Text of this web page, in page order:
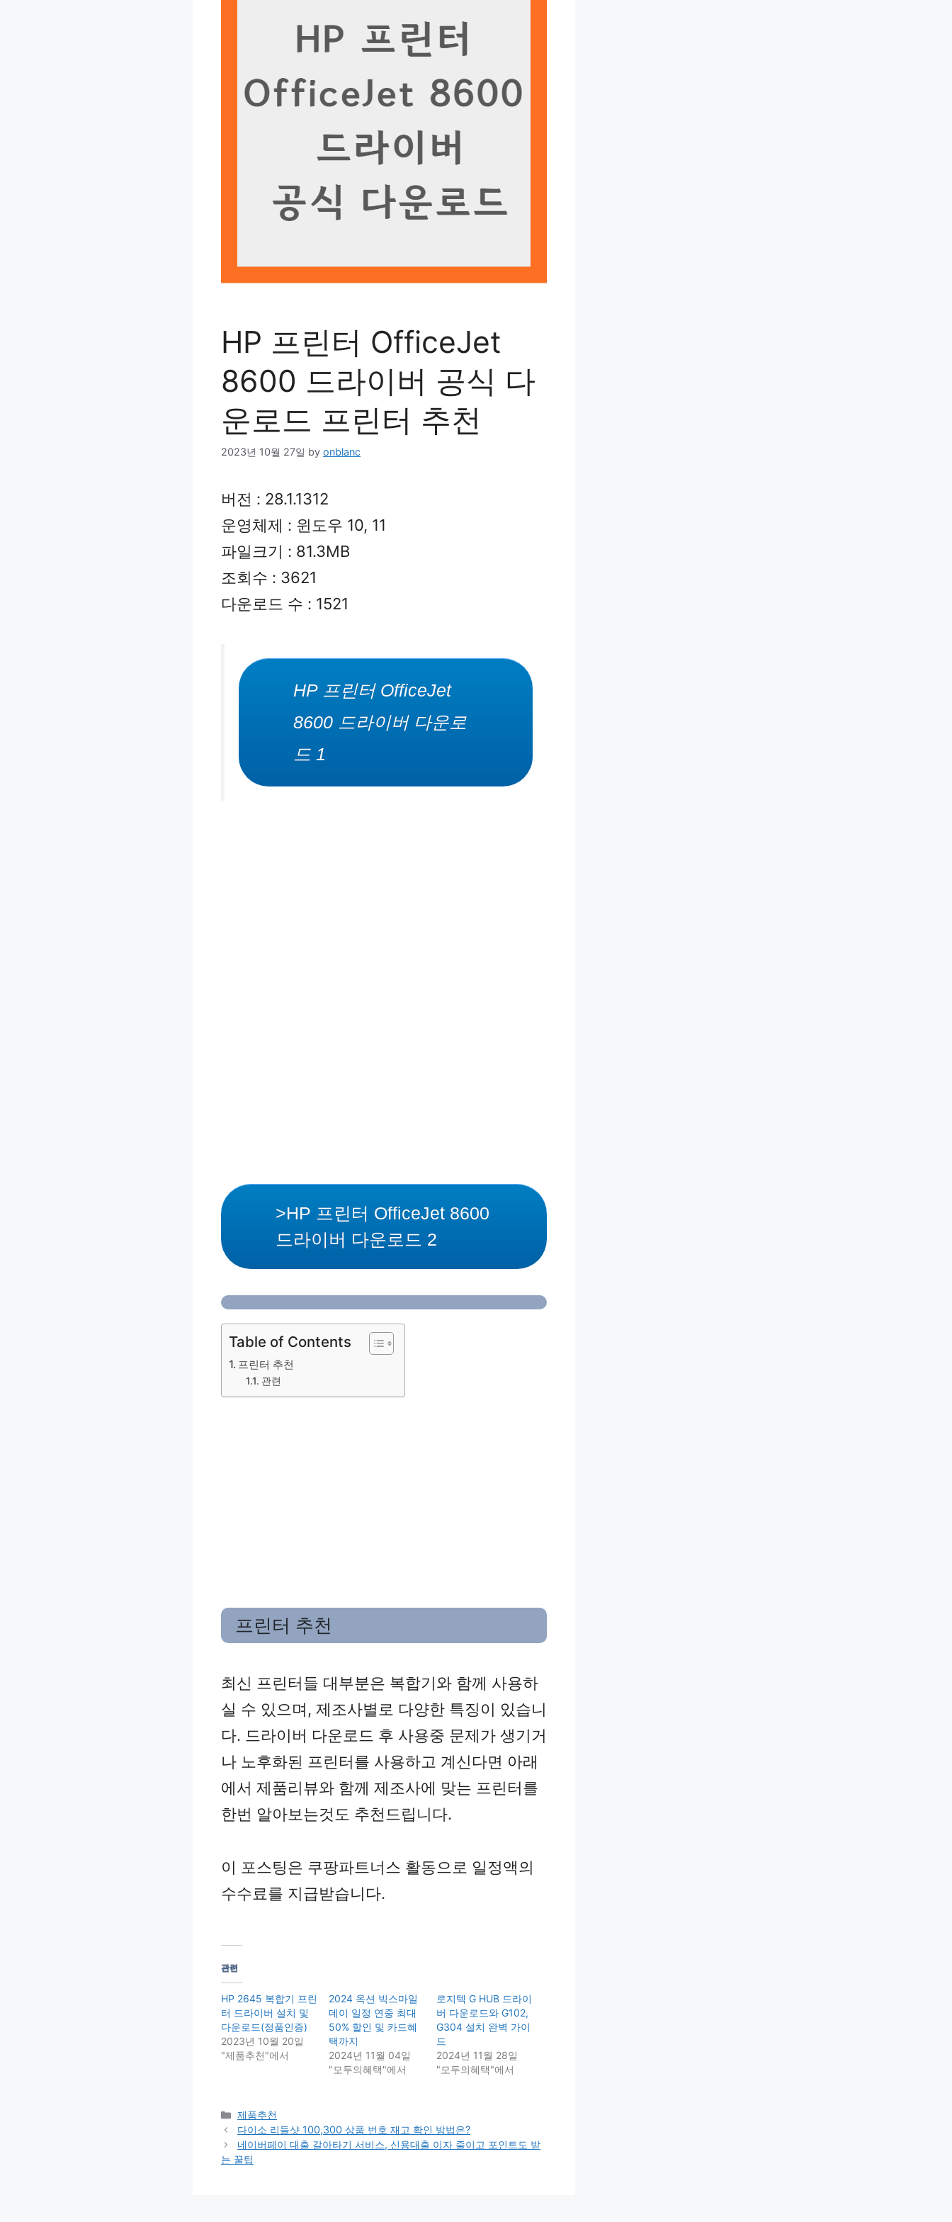
HP 프린터 OfficeJet
8600 드라이버 공식 다
운로드 프린터 추천
2023년 10월 27일 by onblanc
버전 : 28.1.1312
운영체제 : 윈도우 10, 11
파일크기 : 81.3MB
조회수 : 3621
다운로드 수 : 1521
HP 프린터 OfficeJet
8600 드라이버 다운로
드 1
>HP 프린터 OfficeJet 8600
드라이버 다운로드 2
Table of Contents
프린터 추천
관련
프린터 추천
최신 프린터들 대부분은 복합기와 함께 사용하
실 수 있으며, 제조사별로 다양한 특징이 있습니
다. 드라이버 다운로드 후 사용중 문제가 생기거
나 노후화된 프린터를 사용하고 계신다면 아래
에서 제품리뷰와 함께 제조사에 맞는 프린터를
한번 알아보는것도 추천드립니다.
이 포스팅은 쿠팡파트너스 활동으로 일정액의
수수료를 지급받습니다.
관련
HP 2645 복합기 프린
터 드라이버 설치 및
다운로드(정품인증)
2023년 10월 20일
"제품추천"에서
2024 옥션 빅스마일
데이 일정 연중 최대
50% 할인 및 카드혜
택까지
2024년 11월 04일
"모두의혜택"에서
로지텍 G HUB 드라이
버 다운로드와 G102,
G304 설치 완벽 가이
드
2024년 11월 28일
"모두의혜택"에서
Categories
제품추천
다이소 리들샷 100,300 상품 번호 재고 확인 방법은?
네이버페이 대출 갈아타기 서비스, 신용대출 이자 줄이고 포인트도 받
는 꿀팁